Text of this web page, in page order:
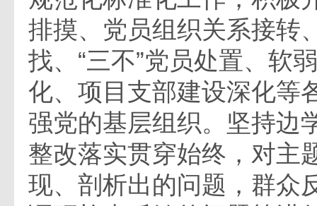
排摸、党员组织关系接转
找、“三不”党员处置、软
化、项目支部建设深化等
强党的基层组织。坚持边
整改落实贯穿始终，对主
现、剖析出的问题，群众